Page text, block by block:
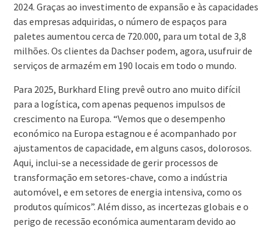
2024. Graças ao investimento de expansão e às capacidades
das empresas adquiridas, o número de espaços para
paletes aumentou cerca de 720.000, para um total de 3,8
milhões. Os clientes da Dachser podem, agora, usufruir de
serviços de armazém em 190 locais em todo o mundo.
Para 2025, Burkhard Eling prevê outro ano muito difícil
para a logística, com apenas pequenos impulsos de
crescimento na Europa. “Vemos que o desempenho
económico na Europa estagnou e é acompanhado por
ajustamentos de capacidade, em alguns casos, dolorosos.
Aqui, inclui-se a necessidade de gerir processos de
transformação em setores-chave, como a indústria
automóvel, e em setores de energia intensiva, como os
produtos químicos”. Além disso, as incertezas globais e o
perigo de recessão económica aumentaram devido ao